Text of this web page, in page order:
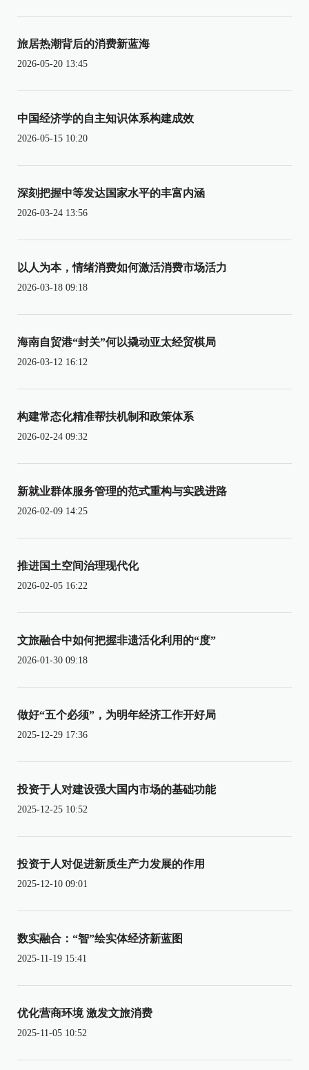
旅居热潮背后的消费新蓝海
2026-05-20 13:45
中国经济学的自主知识体系构建成效
2026-05-15 10:20
深刻把握中等发达国家水平的丰富内涵
2026-03-24 13:56
以人为本，情绪消费如何激活消费市场活力
2026-03-18 09:18
海南自贸港“封关”何以撬动亚太经贸棋局
2026-03-12 16:12
构建常态化精准帮扶机制和政策体系
2026-02-24 09:32
新就业群体服务管理的范式重构与实践进路
2026-02-09 14:25
推进国土空间治理现代化
2026-02-05 16:22
文旅融合中如何把握非遗活化利用的“度”
2026-01-30 09:18
做好“五个必须”，为明年经济工作开好局
2025-12-29 17:36
投资于人对建设强大国内市场的基础功能
2025-12-25 10:52
投资于人对促进新质生产力发展的作用
2025-12-10 09:01
数实融合：“智”绘实体经济新蓝图
2025-11-19 15:41
优化营商环境 激发文旅消费
2025-11-05 10:52